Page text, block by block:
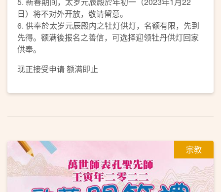
日）将不对外开放，敬请留意。
6. 供奉於太岁元辰殿内之牡灯供灯，名额有限，先到
先得。额满後报名之善信，可选择迎领牡丹供灯回家
供奉。
现正接受申请 额满即止
宗教